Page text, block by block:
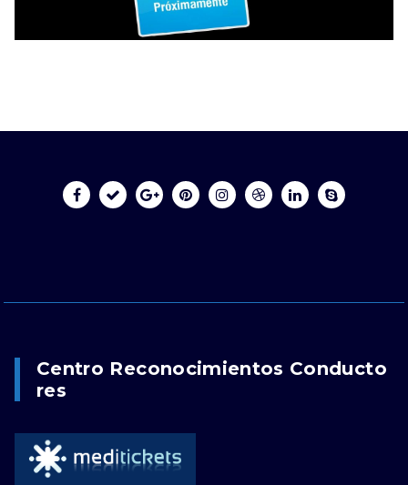
Centro Reconocimientos Conducto
Res